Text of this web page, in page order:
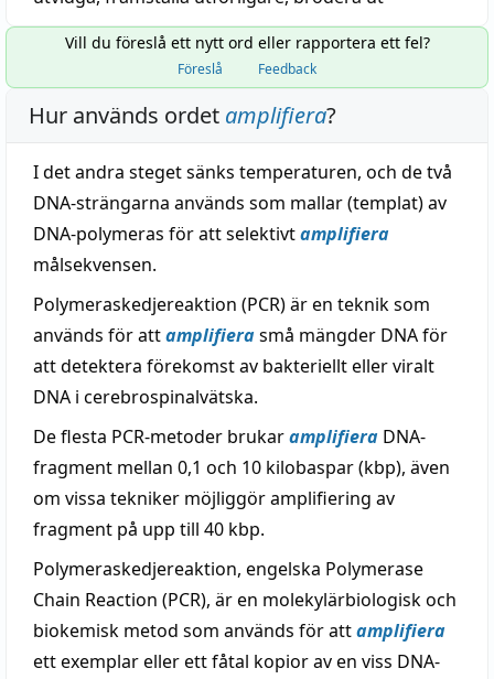
Vill du föreslå ett nytt ord eller rapportera ett fel?
Föreslå Feedback
Hur används ordet amplifiera?
I det andra steget sänks temperaturen, och de två
DNA-strängarna används som mallar (templat) av
DNA-polymeras för att selektivtamplifiera
målsekvensen.
Polymeraskedjereaktion (PCR) är en teknik som
används för attamplifierasmå mängder DNA för
att detektera förekomst av bakteriellt eller viralt
DNA i cerebrospinalvätska.
De flesta PCR-metoder brukaramplifiera DNA-
fragment mellan 0,1 och 10 kilobaspar (kbp), även
om vissa tekniker möjliggör amplifiering av
fragment på upp till 40 kbp.
Polymeraskedjereaktion, engelska Polymerase
Chain Reaction (PCR), är en molekylärbiologisk och
biokemisk metod som används för attamplifiera
ett exemplar eller ett fåtal kopior av en viss DNA-